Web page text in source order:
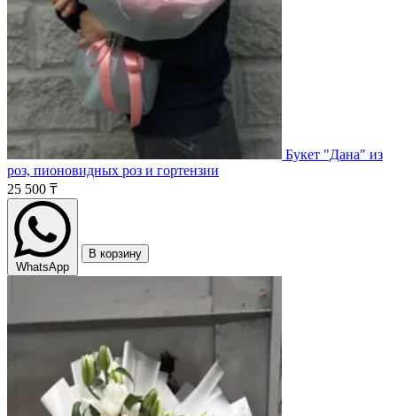
Букет "Дана" из
роз, пионовидных роз и гортензии
25 500 ₸
WhatsApp
В корзину